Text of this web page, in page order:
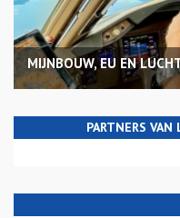
MIJNBOUW, EU EN
PARTNERS